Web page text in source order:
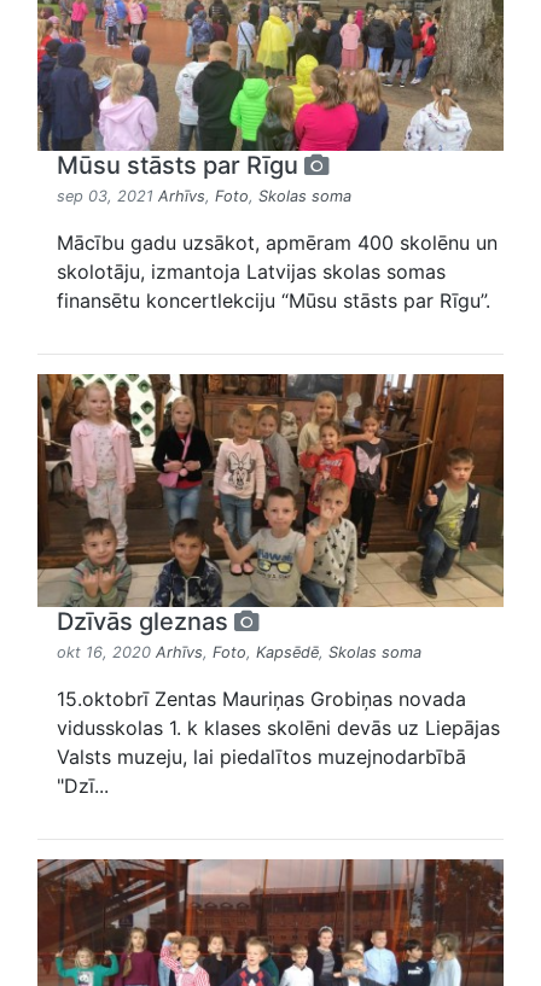
Mūsu stāsts par Rīgu
sep 03, 2021 Arhīvs, Foto, Skolas soma
Mācību gadu uzsākot, apmēram 400 skolēnu un
skolotāju, izmantoja Latvijas skolas somas
finansētu koncertlekciju “Mūsu stāsts par Rīgu”.
Dzīvās gleznas
okt 16, 2020 Arhīvs, Foto, Kapsēdē, Skolas soma
15.oktobrī Zentas Mauriņas Grobiņas novada
vidusskolas 1. k klases skolēni devās uz Liepājas
Valsts muzeju, lai piedalītos muzejnodarbībā
"Dzī...